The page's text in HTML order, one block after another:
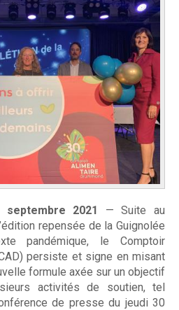
d'activités
2021
— Suite au
repensée de la Guignolée
pandémique, le Comptoir
persiste et signe en misant
formule axée sur un objectif
activités de soutien, tel
de presse du jeudi 30